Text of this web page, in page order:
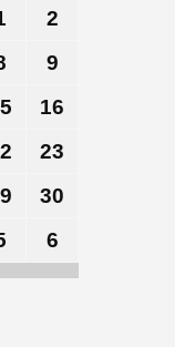
August
2
August
9
August
15.
August
16
22.
August
23
29.
August
2026
30
2026
September
6
September